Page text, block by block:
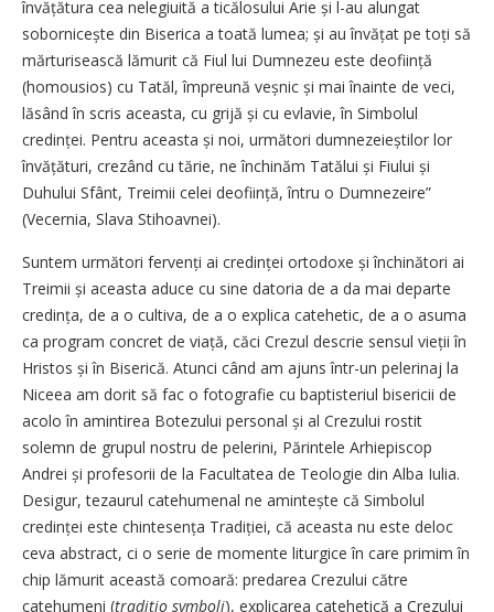
învățătura cea nelegiuită a ticălosului Arie și l-au alungat
sobornicește din Biserica a toată lumea; și au învățat pe toți să
mărturisească lămurit că Fiul lui Dumnezeu este deoființă
(homousios) cu Tatăl, împreună veșnic și mai înainte de veci,
lăsând în scris aceasta, cu grijă și cu evlavie, în Simbolul
credinței. Pentru aceasta și noi, următori dumnezeieștilor lor
învățături, crezând cu tărie, ne închinăm Tatălui și Fiului și
Duhului Sfânt, Treimii celei deoființă, întru o Dumnezeire”
(Vecernia, Slava Stihoavnei).
Suntem următori fervenți ai credinței ortodoxe și închinători ai
Treimii și aceasta aduce cu sine datoria de a da mai departe
credința, de a o cultiva, de a o explica catehetic, de a o asuma
ca program concret de viață, căci Crezul descrie sensul vieții în
Hristos și în Biserică. Atunci când am ajuns într-un pelerinaj la
Niceea am dorit să fac o fotografie cu baptisteriul bisericii de
acolo în amintirea Botezului personal și al Crezului rostit
solemn de grupul nostru de pelerini, Părintele Arhiepiscop
Andrei și profesorii de la Facultatea de Teologie din Alba Iulia.
Desigur, tezaurul catehumenal ne amin­tește că Simbolul
credinței este chinte­sența Tradiției, că aceasta nu este deloc
ceva abstract, ci o serie de momente liturgice în care primim în
chip lămurit această comoară: predarea Crezului către
catehumeni (traditio symboli), explicarea catehetică a Crezului